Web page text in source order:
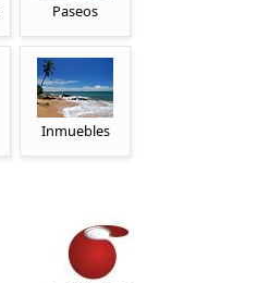
Paseos
Inmuebles